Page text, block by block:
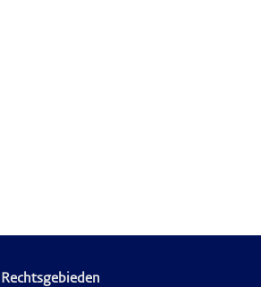
Rechtsgebieden